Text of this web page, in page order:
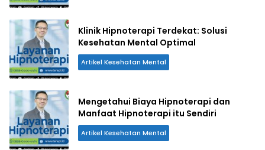
Klinik Hipnoterapi Terdekat: Solusi
Kesehatan Mental Optimal
Artikel Kesehatan Mental
Mengetahui Biaya Hipnoterapi dan
Manfaat Hipnoterapi itu Sendiri
Artikel Kesehatan Mental